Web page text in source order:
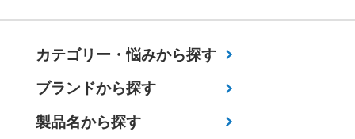
カテゴリー・悩みから探す
ブランドから探す
製品名から探す